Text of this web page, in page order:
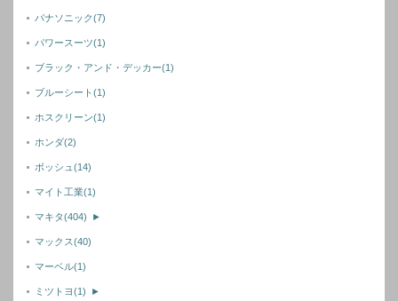
パナソニック(7)
パワースーツ(1)
ブラック・アンド・デッカー(1)
ブルーシート(1)
ホスクリーン(1)
ホンダ(2)
ボッシュ (14)
マイト工業(1)
マキタ(404) ►
マックス(40)
マーベル(1)
ミツトヨ(1) ►